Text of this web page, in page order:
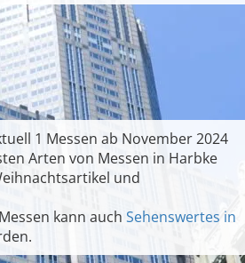
1 Messen ab November 2024
Arten von Messen in Harbke
und
kann auch Sehenswertes in